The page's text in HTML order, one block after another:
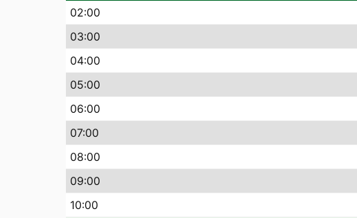
02:00
03:00
04:00
05:00
06:00
07:00
08:00
09:00
10:00